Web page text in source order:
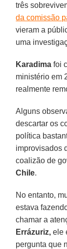
três
da comissão
vieram a
uma
Karadima foi
ministério em
realmente
Alguns
descartar os
política
improvisados
coalizão de
Chile.
No entanto,
estava
chamar a
Errázuriz, ele
pergunta que